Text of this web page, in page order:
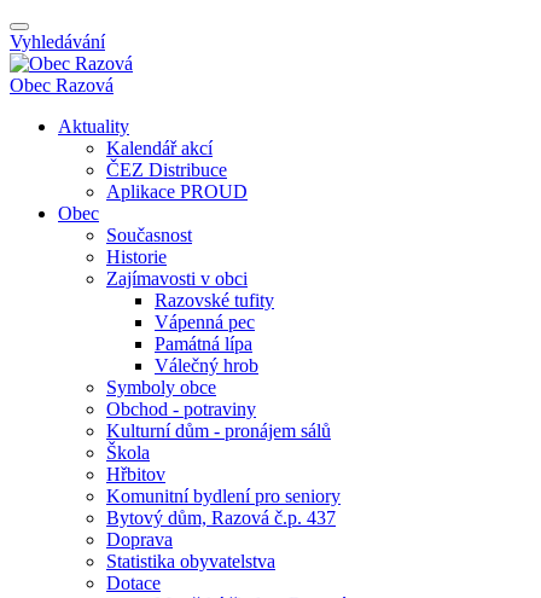
Vyhledávání
Obec Razová
Aktuality
Kalendář akcí
ČEZ Distribuce
Aplikace PROUD
Obec
Současnost
Historie
Zajímavosti v obci
Razovské tufity
Vápenná pec
Památná lípa
Válečný hrob
Symboly obce
Obchod - potraviny
Kulturní dům - pronájem sálů
Škola
Hřbitov
Komunitní bydlení pro seniory
Bytový dům, Razová č.p. 437
Doprava
Statistika obyvatelstva
Dotace